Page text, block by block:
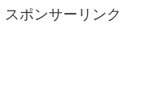
スポンサーリンク